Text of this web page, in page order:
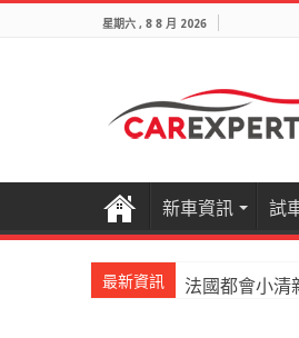
星期六 , 8 8 月 2026
新車資訊 試
最新資訊 法國都會小清